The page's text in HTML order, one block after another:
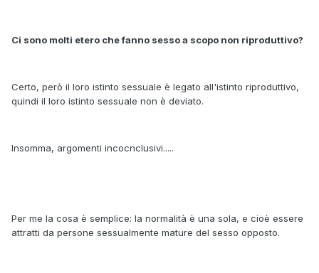
Ci sono molti etero che fanno sesso a scopo non riproduttivo?
Certo, però il loro istinto sessuale è legato all'istinto riproduttivo,
quindi il loro istinto sessuale non è deviato.
Insomma, argomenti incocnclusivi.....
Per me la cosa è semplice: la normalità è una sola, e cioè essere
attratti da persone sessualmente mature del sesso opposto.